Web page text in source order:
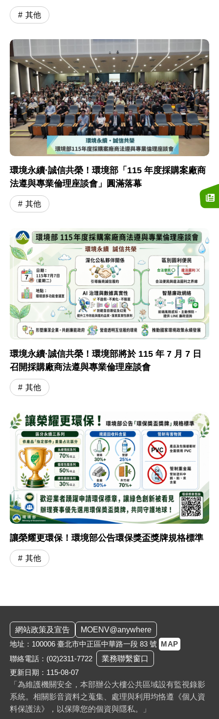
其他
環境永續·誠信共榮！環境部「115 年度採購案廠商
法遵與專業倫理座談會」圓滿落幕
其他
環境永續·誠信共榮！環境部將於 115 年 7 月 7 日
召開採購廠商法遵與專業倫理座談會
其他
讓榮耀更環保！環境部公告環保獎盃獎牌規格標準
其他
網站政策及宣告
MOENV@anywhere
地址：100006 臺北市中正區中華路一段 83 號 MAP
聯絡電話： (02)2311-7722
業務聯繫窗口
更新日期：115-08-07
「為維護機關安全，本部辦公大樓公共區域設有監視錄影
系統。相關影音資料之蒐集、處理與利用均恪遵《個人資
料保護法》，以保障您的個資與隱私。」